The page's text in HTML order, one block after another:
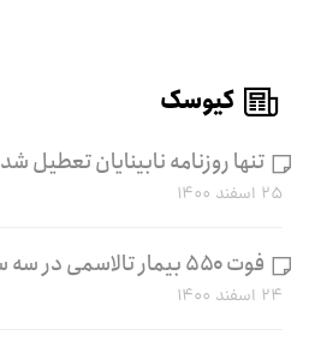
کیوسک
تنها روزنامه نابینایان تعطیل شد
۲۵ اسفند ۱۴۰۰
فوت ۵۵۰ بیمار تالاسمی در سه سال اخیر
۲۴ اسفند ۱۴۰۰